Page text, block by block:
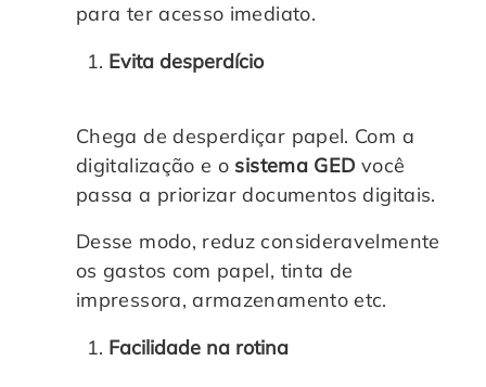
para ter acesso imediato.
Evita desperdício
Chega de desperdiçar papel. Com a
digitalização e o sistema GED você
passa a priorizar documentos digitais.
Desse modo, reduz consideravelmente
os gastos com papel, tinta de
impressora, armazenamento etc.
Facilidade na rotina